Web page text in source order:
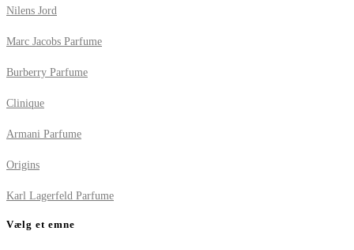
Nilens Jord
Marc Jacobs Parfume
Burberry Parfume
Clinique
Armani Parfume
Origins
Karl Lagerfeld Parfume
Vælg et emne